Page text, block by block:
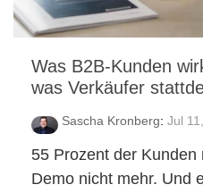
Was B2B-Kunden
was Verkäufer
Sascha Kronberg: Jul
55 Prozent der
Demo nicht mehr. Und